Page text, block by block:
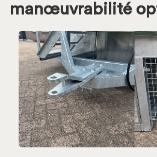
manœuvrabilité